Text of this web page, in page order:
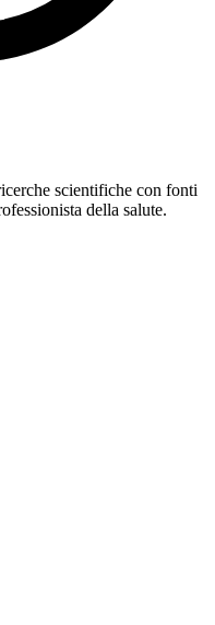
scientifiche con fonti
della salute.